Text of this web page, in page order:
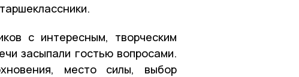
с интересным, творческим
засыпали гостью вопросами.
место силы, выбор